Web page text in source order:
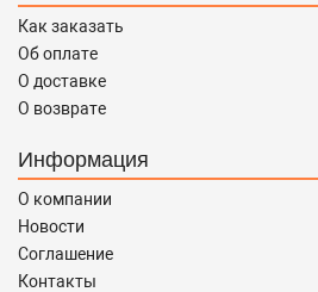
Как заказать
Об оплате
О доставке
О возврате
Информация
О компании
Новости
Соглашение
Контакты